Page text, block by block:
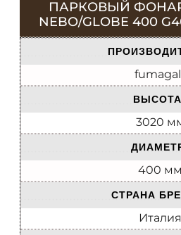
ПАРКОВЫЙ
NEBO/GLOBE 400
ВЫСОТА
3020
400 мм
СТРАНА
Италия